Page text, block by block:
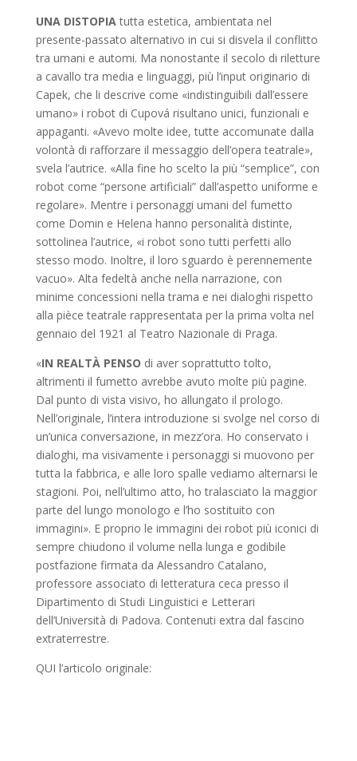
UNA DISTOPIA tutta estetica, ambientata nel
presente-passato alternativo in cui si disvela il conflitto
tra umani e automi. Ma nonostante il secolo di riletture
a cavallo tra media e linguaggi, più l’input originario di
Capek, che li descrive come «indistinguibili dall’essere
umano» i robot di Cupová risultano unici, funzionali e
appaganti. «Avevo molte idee, tutte accomunate dalla
volontà di rafforzare il messaggio dell’opera teatrale»,
svela l’autrice. «Alla fine ho scelto la più “semplice”, con
robot come “persone artificiali” dall’aspetto uniforme e
regolare». Mentre i personaggi umani del fumetto
come Domin e Helena hanno personalità distinte,
sottolinea l’autrice, «i robot sono tutti perfetti allo
stesso modo. Inoltre, il loro sguardo è perennemente
vacuo». Alta fedeltà anche nella narrazione, con
minime concessioni nella trama e nei dialoghi rispetto
alla pièce teatrale rappresentata per la prima volta nel
gennaio del 1921 al Teatro Nazionale di Praga.
«IN REALTÀ PENSO di aver soprattutto tolto,
altrimenti il fumetto avrebbe avuto molte più pagine.
Dal punto di vista visivo, ho allungato il prologo.
Nell’originale, l’intera introduzione si svolge nel corso di
un’unica conversazione, in mezz’ora. Ho conservato i
dialoghi, ma visivamente i personaggi si muovono per
tutta la fabbrica, e alle loro spalle vediamo alternarsi le
stagioni. Poi, nell’ultimo atto, ho tralasciato la maggior
parte del lungo monologo e l’ho sostituito con
immagini». E proprio le immagini dei robot più iconici di
sempre chiudono il volume nella lunga e godibile
postfazione firmata da Alessandro Catalano,
professore associato di letteratura ceca presso il
Dipartimento di Studi Linguistici e Letterari
dell’Università di Padova. Contenuti extra dal fascino
extraterrestre.
QUI l’articolo originale: